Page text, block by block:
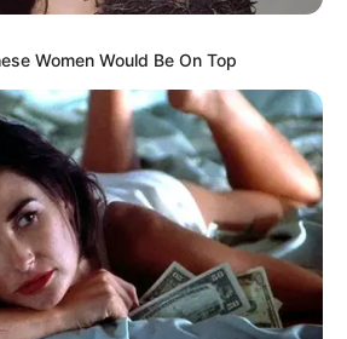
Women Would Be On Top